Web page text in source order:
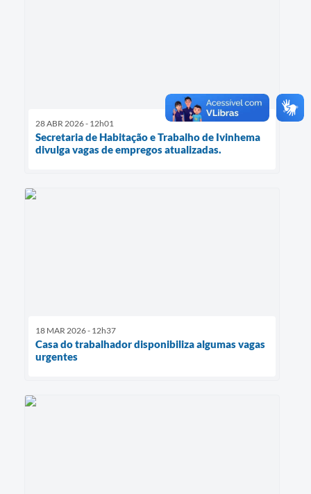
28 ABR 2026 - 12h01
Secretaria de Habitação e Trabalho de Ivinhema
divulga vagas de empregos atualizadas.
18 MAR 2026 - 12h37
Casa do trabalhador disponibiliza algumas vagas
urgentes